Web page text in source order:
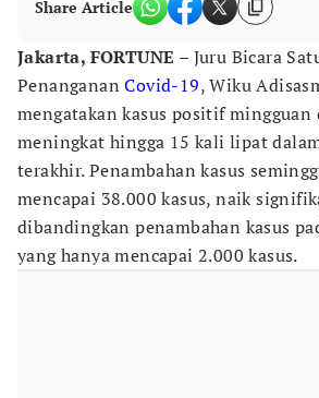
Share Article
Jakarta, FORTUNE – Juru Bicara
PenangananCovid-19, Wiku
mengatakan kasus positif
meningkat hingga 15 kali lipat
terakhir. Penambahan kasus
mencapai 38.000 kasus, naik
dibandingkan penambahan kasus
yang hanya mencapai 2.000 kasus.